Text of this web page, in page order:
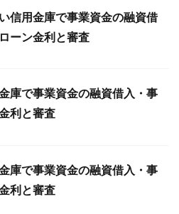
信用金庫で事業資金の融資借
ーン金利と審査
庫で事業資金の融資借入・事
利と審査
庫で事業資金の融資借入・事
利と審査